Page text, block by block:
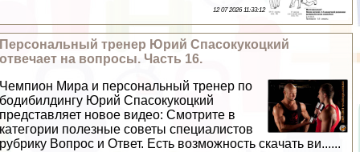
12 07 2026 11:33:12
Персональный тренер Юрий Спасокукоцкий
отвечает на вопросы. Часть 16.
Чемпион Мира и персональный тренер по
бодибилдингу Юрий Спасокукоцкий
представляет новое видео: Смотрите в
категории полезные советы специалистов
рубрику Вопрос и Ответ. Есть возможность скачать ви......